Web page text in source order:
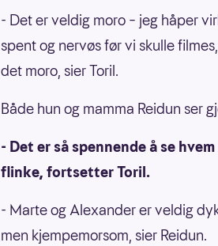
- Det er veldig moro – jeg håper
spent og nervøs før vi skulle
det moro, sier Toril.
Både hun og mamma Reidun ser
- Det er så spennende å se
flinke, fortsetter Toril.
- Marte og Alexander er veldig
men kjempemorsom, sier Reidun.